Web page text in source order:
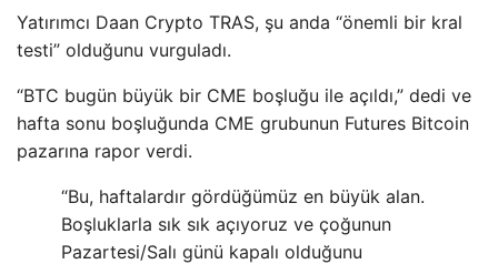
Yatırımcı Daan Crypto TRAS, şu anda “önemli bir kral
testi” olduğunu vurguladı.
“BTC bugün büyük bir CME boşluğu ile açıldı,” dedi ve
hafta sonu boşluğunda CME grubunun Futures Bitcoin
pazarına rapor verdi.
“Bu, haftalardır gördüğümüz en büyük alan.
Boşluklarla sık sık açıyoruz ve çoğunun
Pazartesi/Salı günü kapalı olduğunu